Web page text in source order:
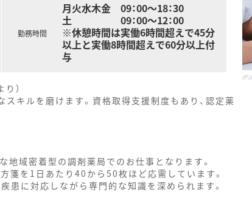
勤務時間
月火水木金 09：00～18：30
土 09：00～12：00
※休憩時間は実働6時間超えで45分
以上と実働8時間超えで60分以上付
与
）
キルを磨けます。資格取得支援制度もあり、認定薬
域密着型の調剤薬局でのお仕事となります。
を1日あたり40から50枚ほど応需しています。
に対応しながら専門的な知識を深められます。